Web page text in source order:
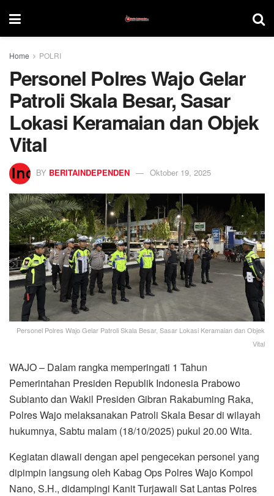
Home POLRI
Personel Polres Wajo Gelar
Patroli Skala Besar, Sasar
Lokasi Keramaian dan Objek
Vital
BY BERITAINDEPENDEN Oktober 19, 2025
Personel Polres Wajo Gelar Patroli Skala Besar, Sasar Lokasi Keramaian dan Objek
Vital
WAJO – Dalam rangka memperingati 1 Tahun
Pemerintahan Presiden Republik Indonesia Prabowo
Subianto dan Wakil Presiden Gibran Rakabuming Raka,
Polres Wajo melaksanakan Patroli Skala Besar di wilayah
hukumnya, Sabtu malam (18/10/2025) pukul 20.00 Wita.
Kegiatan diawali dengan apel pengecekan personel yang
dipimpin langsung oleh Kabag Ops Polres Wajo Kompol
Nano, S.H., didampingi Kanit Turjawali Sat Lantas Polres